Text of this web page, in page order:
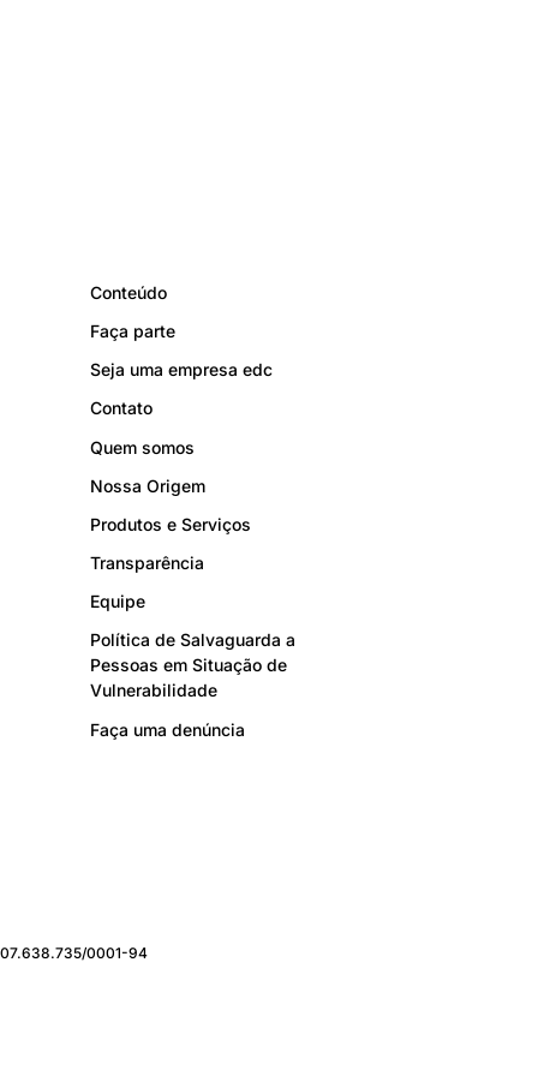
Conteúdo
Faça parte
Seja uma empresa edc
Contato
Quem somos
Nossa Origem
Produtos e Serviços
Transparência
Equipe
Política de Salvaguarda a
Pessoas em Situação de
Vulnerabilidade
Faça uma denúncia
07.638.735/0001-94